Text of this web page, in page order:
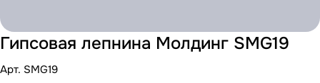
Гипсовая лепнина Молдинг SMG19
Арт. SMG19